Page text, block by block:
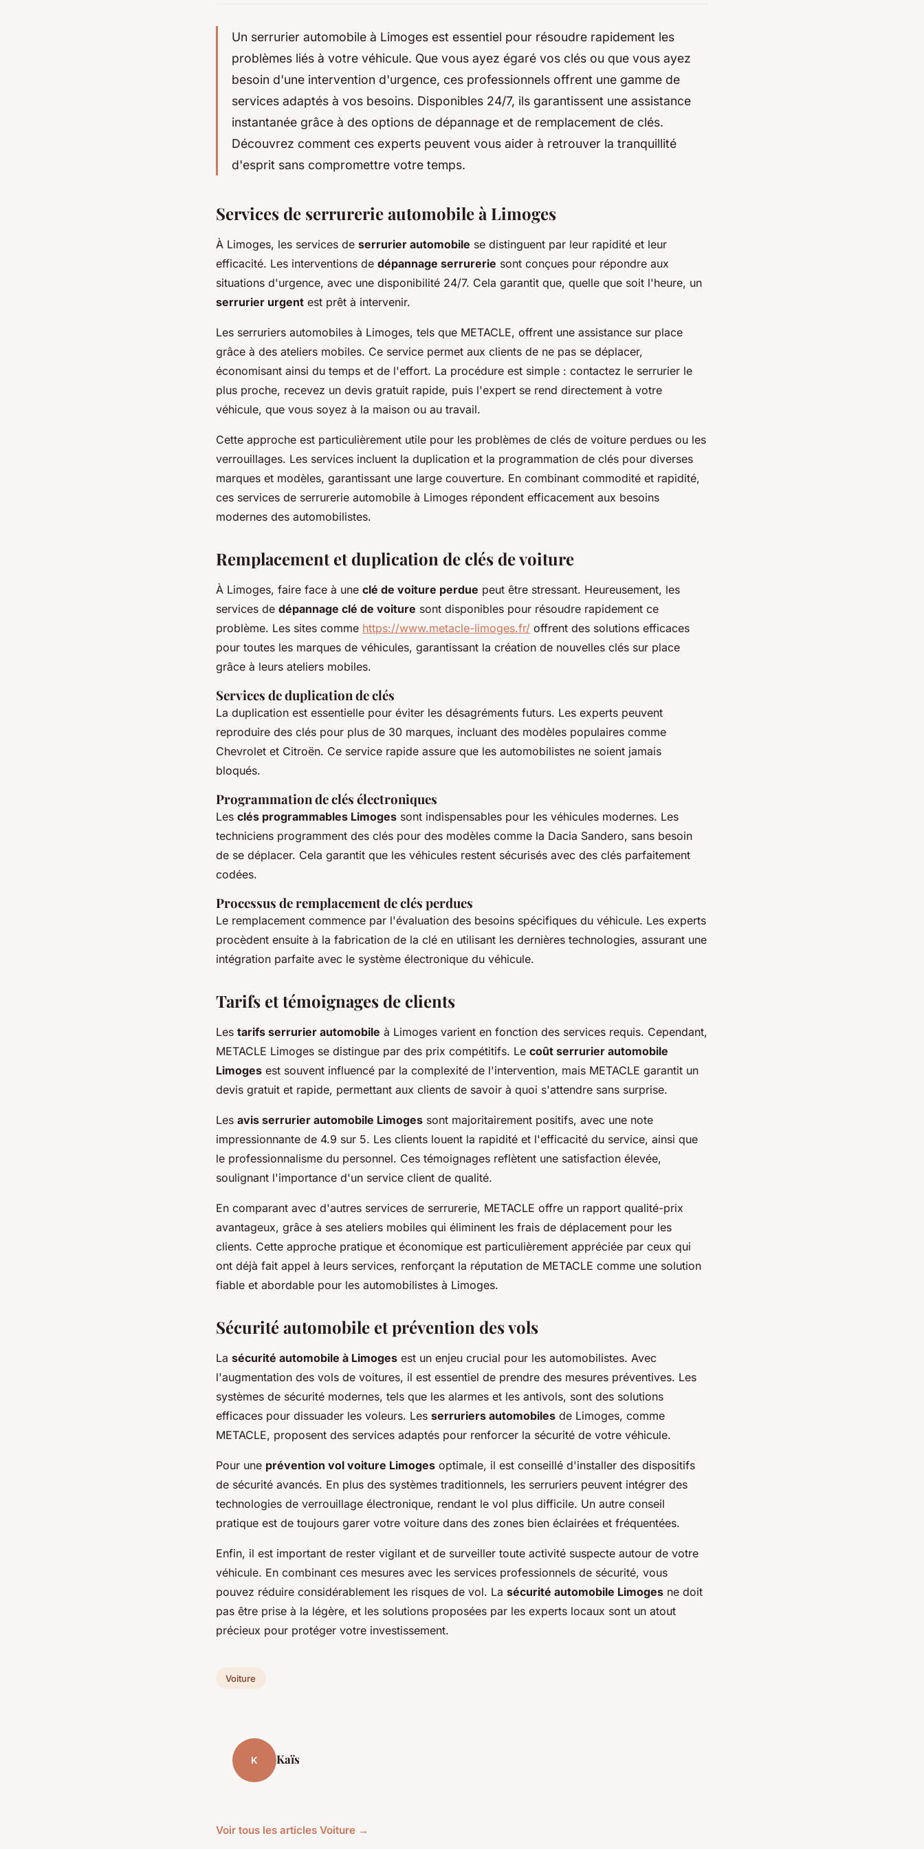
Un serrurier automobile à Limoges est essentiel pour résoudre rapidement les
problèmes liés à votre véhicule. Que vous ayez égaré vos clés ou que vous ayez
besoin d'une intervention d'urgence, ces professionnels offrent une gamme de
services adaptés à vos besoins. Disponibles 24/7, ils garantissent une assistance
instantanée grâce à des options de dépannage et de remplacement de clés.
Découvrez comment ces experts peuvent vous aider à retrouver la tranquillité
d'esprit sans compromettre votre temps.
Services de serrurerie automobile à Limoges
À Limoges, les services de serrurier automobile se distinguent par leur rapidité et leur
efficacité. Les interventions de dépannage serrurerie sont conçues pour répondre aux
situations d'urgence, avec une disponibilité 24/7. Cela garantit que, quelle que soit l'heure, un
serrurier urgent est prêt à intervenir.
Les serruriers automobiles à Limoges, tels que METACLE, offrent une assistance sur place
grâce à des ateliers mobiles. Ce service permet aux clients de ne pas se déplacer,
économisant ainsi du temps et de l'effort. La procédure est simple : contactez le serrurier le
plus proche, recevez un devis gratuit rapide, puis l'expert se rend directement à votre
véhicule, que vous soyez à la maison ou au travail.
Cette approche est particulièrement utile pour les problèmes de clés de voiture perdues ou les
verrouillages. Les services incluent la duplication et la programmation de clés pour diverses
marques et modèles, garantissant une large couverture. En combinant commodité et rapidité,
ces services de serrurerie automobile à Limoges répondent efficacement aux besoins
modernes des automobilistes.
Remplacement et duplication de clés de voiture
À Limoges, faire face à une clé de voiture perdue peut être stressant. Heureusement, les
services de dépannage clé de voiture sont disponibles pour résoudre rapidement ce
problème. Les sites comme https://www.metacle-limoges.fr/ offrent des solutions efficaces
pour toutes les marques de véhicules, garantissant la création de nouvelles clés sur place
grâce à leurs ateliers mobiles.
Services de duplication de clés
La duplication est essentielle pour éviter les désagréments futurs. Les experts peuvent
reproduire des clés pour plus de 30 marques, incluant des modèles populaires comme
Chevrolet et Citroën. Ce service rapide assure que les automobilistes ne soient jamais
bloqués.
Programmation de clés électroniques
Les clés programmables Limoges sont indispensables pour les véhicules modernes. Les
techniciens programment des clés pour des modèles comme la Dacia Sandero, sans besoin
de se déplacer. Cela garantit que les véhicules restent sécurisés avec des clés parfaitement
codées.
Processus de remplacement de clés perdues
Le remplacement commence par l'évaluation des besoins spécifiques du véhicule. Les experts
procèdent ensuite à la fabrication de la clé en utilisant les dernières technologies, assurant une
intégration parfaite avec le système électronique du véhicule.
Tarifs et témoignages de clients
Les tarifs serrurier automobile à Limoges varient en fonction des services requis. Cependant,
METACLE Limoges se distingue par des prix compétitifs. Le coût serrurier automobile
Limoges est souvent influencé par la complexité de l'intervention, mais METACLE garantit un
devis gratuit et rapide, permettant aux clients de savoir à quoi s'attendre sans surprise.
Les avis serrurier automobile Limoges sont majoritairement positifs, avec une note
impressionnante de 4.9 sur 5. Les clients louent la rapidité et l'efficacité du service, ainsi que
le professionnalisme du personnel. Ces témoignages reflètent une satisfaction élevée,
soulignant l'importance d'un service client de qualité.
En comparant avec d'autres services de serrurerie, METACLE offre un rapport qualité-prix
avantageux, grâce à ses ateliers mobiles qui éliminent les frais de déplacement pour les
clients. Cette approche pratique et économique est particulièrement appréciée par ceux qui
ont déjà fait appel à leurs services, renforçant la réputation de METACLE comme une solution
fiable et abordable pour les automobilistes à Limoges.
Sécurité automobile et prévention des vols
La sécurité automobile à Limoges est un enjeu crucial pour les automobilistes. Avec
l'augmentation des vols de voitures, il est essentiel de prendre des mesures préventives. Les
systèmes de sécurité modernes, tels que les alarmes et les antivols, sont des solutions
efficaces pour dissuader les voleurs. Les serruriers automobiles de Limoges, comme
METACLE, proposent des services adaptés pour renforcer la sécurité de votre véhicule.
Pour une prévention vol voiture Limoges optimale, il est conseillé d'installer des dispositifs
de sécurité avancés. En plus des systèmes traditionnels, les serruriers peuvent intégrer des
technologies de verrouillage électronique, rendant le vol plus difficile. Un autre conseil
pratique est de toujours garer votre voiture dans des zones bien éclairées et fréquentées.
Enfin, il est important de rester vigilant et de surveiller toute activité suspecte autour de votre
véhicule. En combinant ces mesures avec les services professionnels de sécurité, vous
pouvez réduire considérablement les risques de vol. La sécurité automobile Limoges ne doit
pas être prise à la légère, et les solutions proposées par les experts locaux sont un atout
précieux pour protéger votre investissement.
Voiture
K Kaïs
Voir tous les articles Voiture →